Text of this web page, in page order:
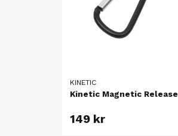
KINETIC
Kinetic Magnetic Release
149 kr